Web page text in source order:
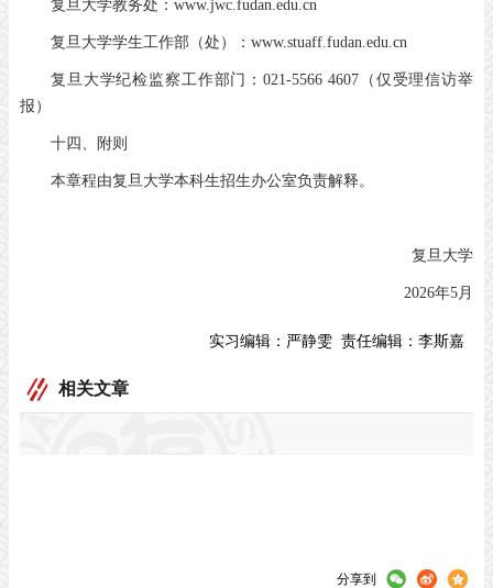
复旦大学教务处：www.jwc.fudan.edu.cn
复旦大学学生工作部（处）：www.stuaff.fudan.edu.cn
复旦大学纪检监察工作部门：021-5566 4607（仅受理信访举
报）
十四、附则
本章程由复旦大学本科生招生办公室负责解释。
复旦大学
2026年5月
实习编辑： 严静雯 责任编辑： 李斯嘉
相关文章
分享到